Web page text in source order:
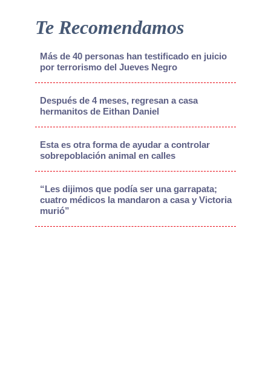
Te Recomendamos
Más de 40 personas han testificado en juicio
por terrorismo del Jueves Negro
Después de 4 meses, regresan a casa
hermanitos de Eithan Daniel
Esta es otra forma de ayudar a controlar
sobrepoblación animal en calles
“Les dijimos que podía ser una garrapata;
cuatro médicos la mandaron a casa y Victoria
murió”